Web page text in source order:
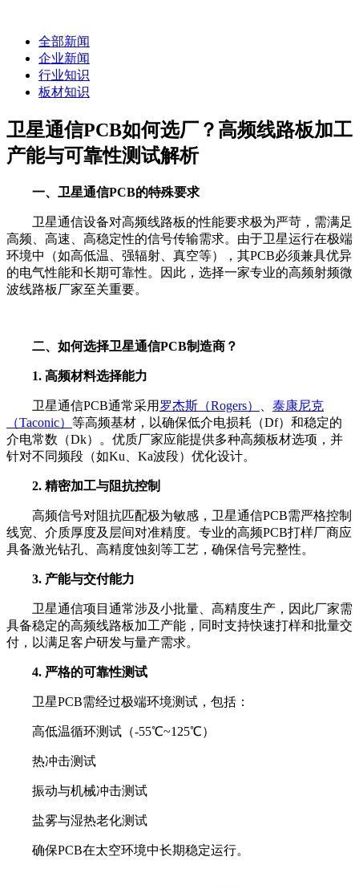
全部新闻
企业新闻
行业知识
板材知识
卫星通信PCB如何选厂？高频线路板加工
产能与可靠性测试解析
一、卫星通信PCB的特殊要求
卫星通信设备对高频线路板的性能要求极为严苛，需满足
高频、高速、高稳定性的信号传输需求。由于卫星运行在极端
环境中（如高低温、强辐射、真空等），其PCB必须兼具优异
的电气性能和长期可靠性。因此，选择一家专业的高频射频微
波线路板厂家至关重要。
二、如何选择卫星通信PCB制造商？
1. 高频材料选择能力
卫星通信PCB通常采用 罗杰斯（Rogers）
泰康尼克
（Taconic） 等高频基材，以确保低介电损耗（Df）和稳定的
介电常数（Dk）。优质厂家应能提供多种高频板材选项，并
针对不同频段（如Ku、Ka波段）优化设计。
2. 精密加工与阻抗控制
高频信号对阻抗匹配极为敏感，卫星通信PCB需严格控制
线宽、介质厚度及层间对准精度。专业的高频PCB打样厂商应
具备激光钻孔、高精度蚀刻等工艺，确保信号完整性。
3. 产能与交付能力
卫星通信项目通常涉及小批量、高精度生产，因此厂家需
具备稳定的高频线路板加工产能，同时支持快速打样和批量交
付，以满足客户研发与量产需求。
4. 严格的可靠性测试
卫星PCB需经过极端环境测试，包括：
高低温循环测试（-55℃~125℃）
热冲击测试
振动与机械冲击测试
盐雾与湿热老化测试
确保PCB在太空环境中长期稳定运行。